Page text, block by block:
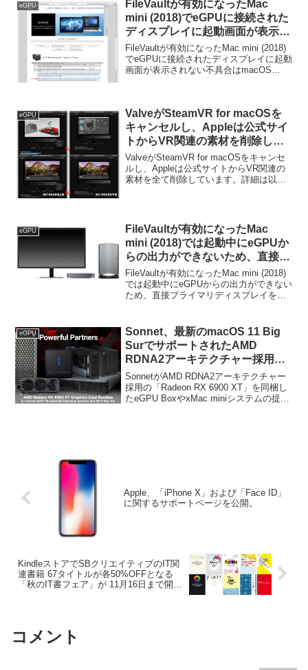
eGPU
FileVaultが有効になったMac
mini (2018)でeGPUに接続された
ディスプレイに起動画面が表示さ
れない不具合はmacOS 10.15.4
Catalinaでも修正されていない。
FileVaultが有効になったMac mini (2018)
でeGPUに接続されたディスプレイに起動
画面が表示されない不具合はmacOS
eGPU
ValveがSteamVR for macOSを
キャンセルし、Appleは公式サイ
トからVR関連の素材を削除した
もよう。
ValveがSteamVR for macOSをキャンセ
ルし、Appleは公式サイトからVR関連の
素材を全て削除しています。詳細は以下
eGPU
FileVaultが有効になったMac
mini (2018)では起動中にeGPUか
らの出力ができないため、直接プ
ライマリディスプレイをHDMIポ
ートに接続し、ログイン後に
eGPUを接続する必要がある。
FileVaultが有効になったMac mini (2018)
では起動中にeGPUからの出力ができない
ため、直接プライマリディスプレイを
Sonnetが通知しています。詳細...
eGPU
Sonnet、最新のmacOS 11 Big
SurでサポートされたAMD
RDNA2アーキテクチャー採用の
GPU「Radeon RX 6900 XT」を
同梱したeGPU Boxなどの提供を
開始。
SonnetがAMD RDNA2アーキテクチャー
採用の「Radeon RX 6900 XT」を同梱し
たeGPU BoxやxMac miniシステムの提供
Apple、「iPhone X」および「Face ID」
に関するサポートページを公開。
KindleストアでSBクリエイティブのIT関
連書籍 67タイトルが各50%OFFとなる
「秋のIT書フェア」が 11月16日まで開催
コメント